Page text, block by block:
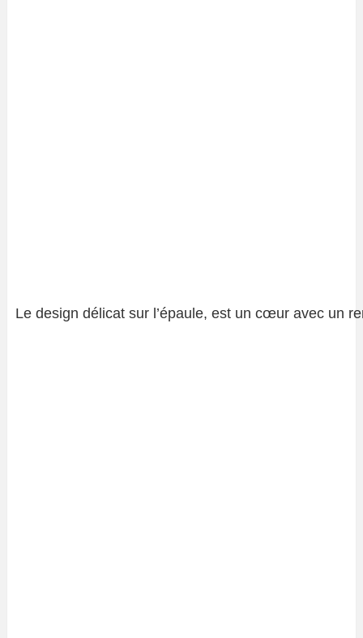
Le design délicat sur l’épaule, est un cœur avec un